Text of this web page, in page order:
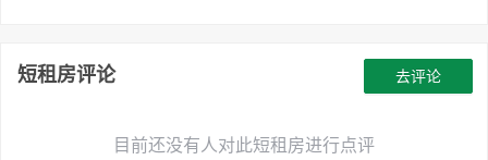
短租房评论
目前还没有人对此短租房进行点评
去评论